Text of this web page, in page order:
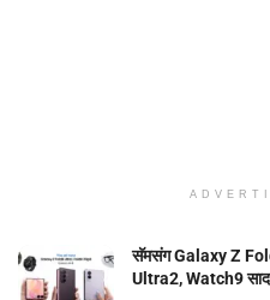
सॅमसंग Galaxy Z
Ultra2, Watch9